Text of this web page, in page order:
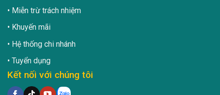
Miễn trừ trách nhiệm
Khuyến mãi
Hệ thống chi nhánh
Tuyển dụng
Kết nối với chúng tôi